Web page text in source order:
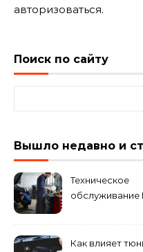
авторизоваться.
Поиск по сайту
Вышло недавно и
Техническое
Как влияет